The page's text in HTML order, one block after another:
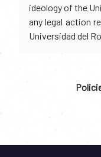
ideology of the
any legal action
Universidad del